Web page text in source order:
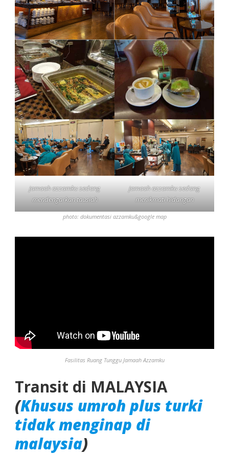
jamaah azzamku sedang
mendengarkan tausiah
jamaah azzamku sedang
menikmati hidangan
photo: dokumentasi azzamku&google map
Fasilitas Ruang Tunggu Jamaah Azzamku
Transit di MALAYSIA
(Khusus umroh plus turki
tidak menginap di
malaysia)